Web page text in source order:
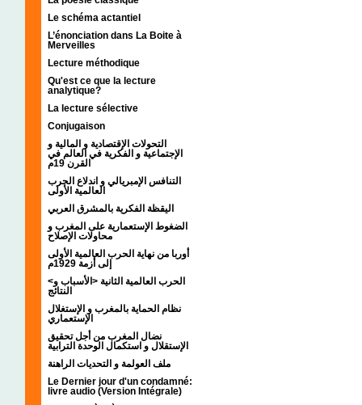
Le schéma actantiel
L’énonciation dans La Boite à
Merveilles
Lecture méthodique
Qu'est ce que la lecture
analytique?
La lecture sélective
Conjugaison
التحولات الإقتصادية و المالية و
الإجتماعية و الفكرية في العالم في
القرن 19م
التنافس الإمبريالي و اندلاع الحرب
العالمية الأولى
اليقظة الفكرية بالمشرق العربي
الضغوط الإستعمارية على المغرب و
محاولات الإصلاح
أوربا من نهاية الحرب العالمية الأولى
إلى أزمة 1929م
<الحرب العالمية الثانية <الأسباب و
النتائج
نظام الحماية بالمغرب و الإستغلال
الإستعماري
نضال المغرب من أجل تحقيق
الإستقلال و استكمال الوحدة الترابية
ملف العولمة و التحديات الراهنة
Le Dernier jour d'un condamné:
livre audio (Version Intégrale)